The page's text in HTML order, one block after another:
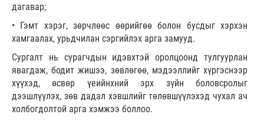
дагавар;
• Гэмт хэрэг, зөрчлөөс өөрийгөө болон бусдыг хэрхэн
хамгаалах, урьдчилан сэргийлэх арга замууд.
Сургалт нь сурагчдын идэвхтэй оролцоонд тулгуурлан
явагдаж, бодит жишээ, зөвлөгөө, мэдээллийг хүргэснээр
хүүхэд, өсвөр үеийнхний эрх зүйн боловсролыг
дээшлүүлэх, зөв дадал хэвшлийг төлөвшүүлэхэд чухал ач
холбогдолтой арга хэмжээ боллоо.